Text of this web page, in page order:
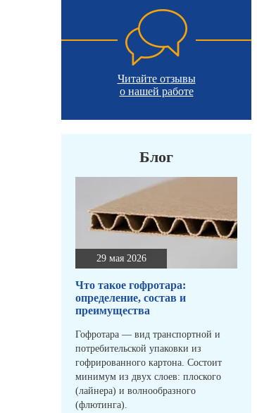
Читайте отзывы
о нашей работе
Блог
29 мая 2026
Что такое гофротара:
определение, состав и
преимущества
Гофротара — вид транспортной и
потребительской упаковки из
гофрированного картона. Состоит
минимум из двух слоев: плоского
(лайнера) и волнообразного
(флютинга).